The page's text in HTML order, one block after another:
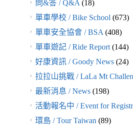
問&答 / Q&A (18)
單車學校 / Bike School (673)
單車安全協會 / BSA (408)
單車遊記 / Ride Report(144)
好康資訊 / Goody News(24)
拉拉山挑戰 / LaLa Mt
最新消息 / News(198)
活動報名中 / Event for
環島 / Tour Taiwan (89)